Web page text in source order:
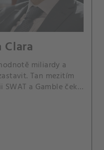
Clara
miliardy a
Tan mezitím
a Gamble čeká